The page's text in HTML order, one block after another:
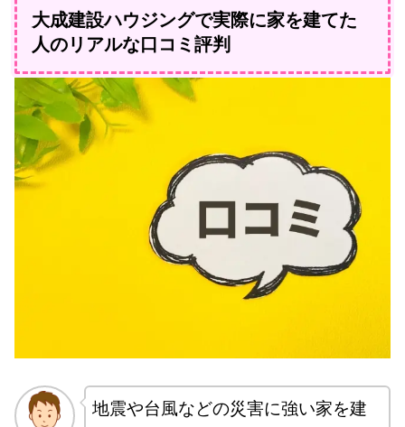
大成建設ハウジングで実際に家を建てた
人のリアルな口コミ評判
地震や台風などの災害に強い家を建